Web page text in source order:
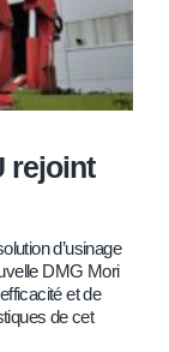
rejoint
d’usinage
DMG Mori
et de
de cet